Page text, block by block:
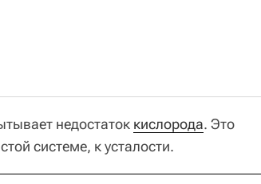
недостаток кислорода. Это
системе, к усталости.